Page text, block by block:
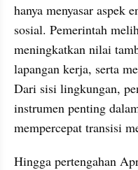
hanya menyasar aspek
sosial. Pemerintah
meningkatkan nilai
lapangan kerja, serta
Dari sisi lingkungan,
instrumen penting
mempercepat transisi
Hingga pertengahan